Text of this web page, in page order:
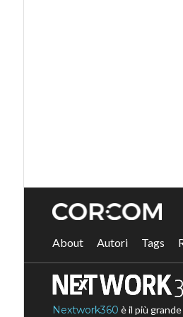
About Autori Tags
Nextwork360 è il più